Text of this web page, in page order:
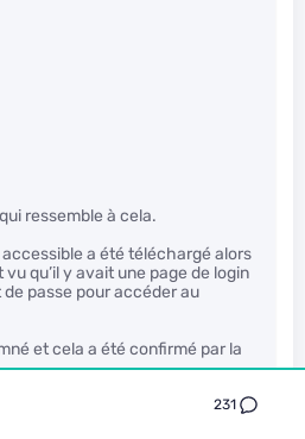
231
ressemble à cela.
a été téléchargé alors
qu’il y avait une page de login
passe pour accéder au
et cela a été confirmé par la
cette jurisprudence de